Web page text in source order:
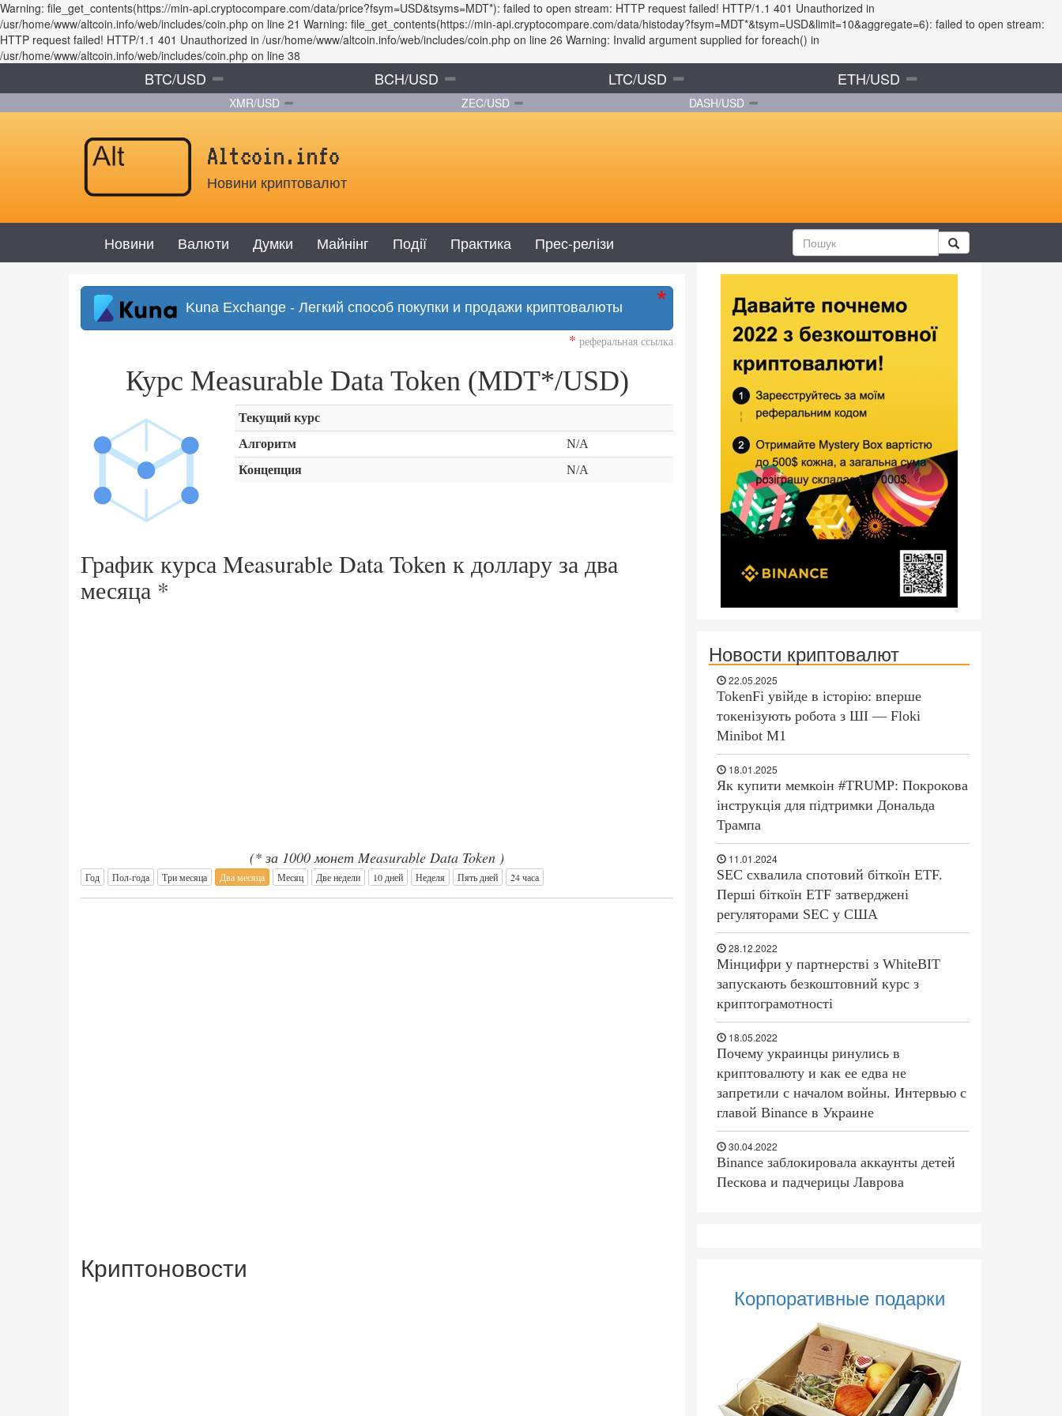
Warning: file_get_contents(https://min-api.cryptocompare.com/data/price?fsym=USD&tsyms=MDT*): failed to open stream: HTTP request failed! HTTP/1.1 401 Unauthorized in
/usr/home/www/altcoin.info/web/includes/coin.php on line 21 Warning: file_get_contents(https://min-api.cryptocompare.com/data/histoday?fsym=MDT*&tsym=USD&limit=10&aggregate=6): failed to open stream:
HTTP request failed! HTTP/1.1 401 Unauthorized in /usr/home/www/altcoin.info/web/includes/coin.php on line 26 Warning: Invalid argument supplied for foreach() in
/usr/home/www/altcoin.info/web/includes/coin.php on line 38
BTC/USD BCH/USD LTC/USD ETH/USD
XMR/USD ZEC/USD DASH/USD
Altcoin.info
Новини криптовалют
Новини Валюти Думки Майнінг Події Практика Прес-релізи
Kuna Exchange - Легкий способ покупки и продажи криптовалюты
* реферальная ссылка
Курс Measurable Data Token (MDT*/USD)
Текущий курс
Алгоритм
N/A
Концепция
N/A
График курса Measurable Data Token к доллару за два
месяца *
(* за 1000 монет Measurable Data Token )
Год Пол-года Три месяца Два месяца Месяц Две недели 10 дней Неделя Пять дней 24 часа
Криптоновости
Новости криптовалют
22.05.2025
TokenFi увійде в історію: вперше
токенізують робота з ШІ — Floki
Minibot M1
18.01.2025
Як купити мемкоін #TRUMP: Покрокова
інструкція для підтримки Дональда
Трампа
11.01.2024
SEC схвалила спотовий біткоїн ETF.
Перші біткоїн ETF затверджені
регуляторами SEC у США
28.12.2022
Мінцифри у партнерстві з WhiteBIT
запускають безкоштовний курс з
криптограмотності
18.05.2022
Почему украинцы ринулись в
криптовалюту и как ее едва не
запретили с началом войны. Интервью с
главой Binance в Украине
30.04.2022
Binance заблокировала аккаунты детей
Пескова и падчерицы Лаврова
Корпоративные подарки